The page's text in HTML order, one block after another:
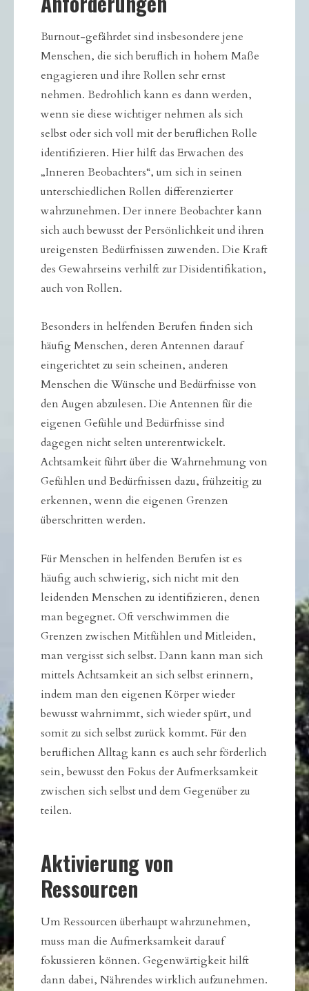
Burnout-gefährdet sind insbesondere jene
Menschen, die sich beruflich in hohem Maße
engagieren und ihre Rollen sehr ernst
nehmen. Bedrohlich kann es dann werden,
wenn sie diese wichtiger nehmen als sich
selbst oder sich voll mit der beruflichen Rolle
identifizieren. Hier hilft das Erwachen des
„Inneren Beobachters“, um sich in seinen
unterschiedlichen Rollen differenzierter
wahrzunehmen. Der innere Beobachter kann
sich auch bewusst der Persönlichkeit und ihren
ureigensten Bedürfnissen zuwenden. Die Kraft
des Gewahrseins verhilft zur Disidentifikation,
auch von Rollen.
Besonders in helfenden Berufen finden sich
häufig Menschen, deren Antennen darauf
eingerichtet zu sein scheinen, anderen
Menschen die Wünsche und Bedürfnisse von
den Augen abzulesen. Die Antennen für die
eigenen Gefühle und Bedürfnisse sind
dagegen nicht selten unterentwickelt.
Achtsamkeit führt über die Wahrnehmung von
Gefühlen und Bedürfnissen dazu, frühzeitig zu
erkennen, wenn die eigenen Grenzen
überschritten werden.
Für Menschen in helfenden Berufen ist es
häufig auch schwierig, sich nicht mit den
leidenden Menschen zu identifizieren, denen
man begegnet. Oft verschwimmen die
Grenzen zwischen Mitfühlen und Mitleiden,
man vergisst sich selbst. Dann kann man sich
mittels Achtsamkeit an sich selbst erinnern,
indem man den eigenen Körper wieder
bewusst wahrnimmt, sich wieder spürt, und
somit zu sich selbst zurück kommt. Für den
beruflichen Alltag kann es auch sehr förderlich
sein, bewusst den Fokus der Aufmerksamkeit
zwischen sich selbst und dem Gegenüber zu
teilen.
Aktivierung von
Ressourcen
Um Ressourcen überhaupt wahrzunehmen,
muss man die Aufmerksamkeit darauf
fokussieren können. Gegenwärtigkeit hilft
dann dabei, Nährendes wirklich aufzunehmen.